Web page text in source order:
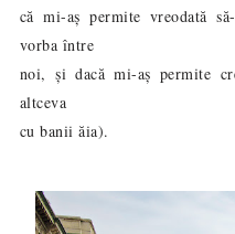
că mi-aș permite vreodată
vorba între
noi, și dacă mi-aș permite
altceva
cu banii ăia).